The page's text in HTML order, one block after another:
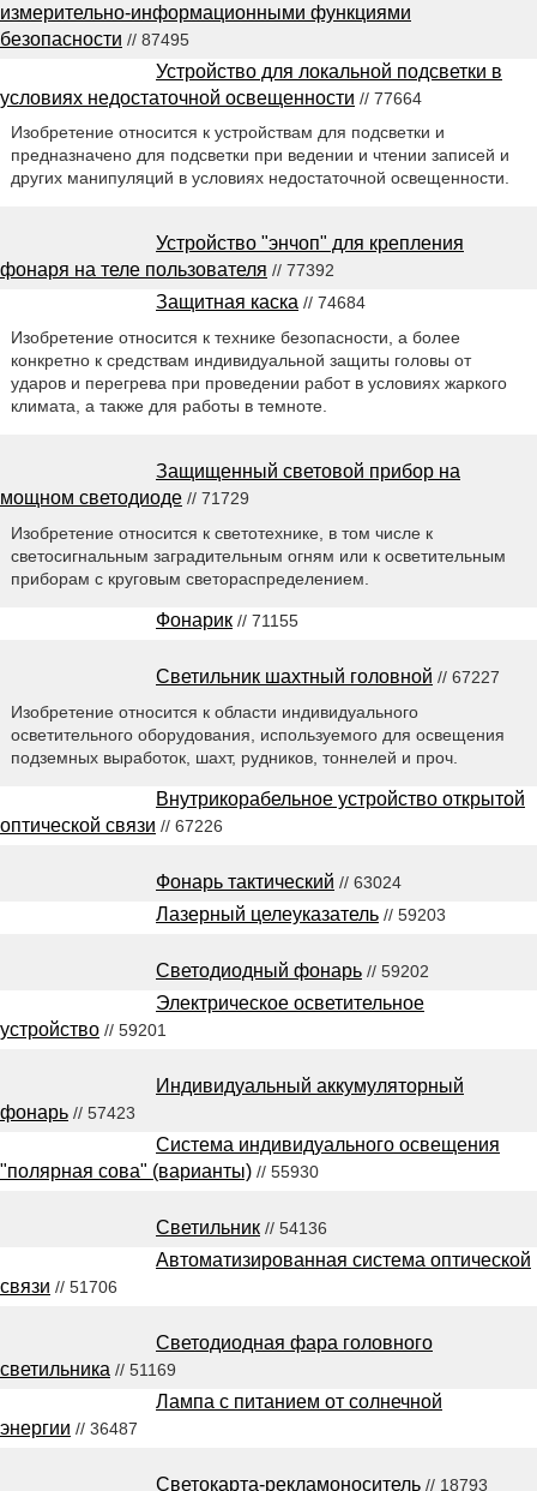
измерительно-информационными функциями
безопасности // 87495
Устройство для локальной подсветки в
условиях недостаточной освещенности // 77664
Изобретение относится к устройствам для подсветки и
предназначено для подсветки при ведении и чтении записей и
других манипуляций в условиях недостаточной освещенности.
Устройство "энчоп" для крепления
фонаря на теле пользователя // 77392
Защитная каска // 74684
Изобретение относится к технике безопасности, а более
конкретно к средствам индивидуальной защиты головы от
ударов и перегрева при проведении работ в условиях жаркого
климата, а также для работы в темноте.
Защищенный световой прибор на
мощном светодиоде // 71729
Изобретение относится к светотехнике, в том числе к
светосигнальным заградительным огням или к осветительным
приборам с круговым светораспределением.
Фонарик // 71155
Светильник шахтный головной // 67227
Изобретение относится к области индивидуального
осветительного оборудования, используемого для освещения
подземных выработок, шахт, рудников, тоннелей и проч.
Внутрикорабельное устройство открытой
оптической связи // 67226
Фонарь тактический // 63024
Лазерный целеуказатель // 59203
Светодиодный фонарь // 59202
Электрическое осветительное
устройство // 59201
Индивидуальный аккумуляторный
фонарь // 57423
Система индивидуального освещения
"полярная сова" (варианты) // 55930
Светильник // 54136
Автоматизированная система оптической
связи // 51706
Светодиодная фара головного
светильника // 51169
Лампа с питанием от солнечной
энергии // 36487
Светокарта-рекламоноситель // 18793